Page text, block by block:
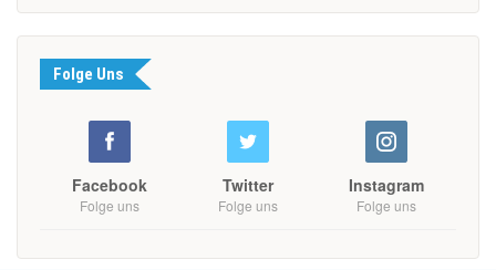
Folge Uns
Facebook
Folge uns
Twitter
Folge uns
Instagram
Folge uns